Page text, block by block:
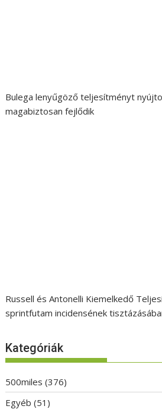
Bulega lenyűgöző teljesítményt
magabiztosan fejlődik
Russell és Antonelli Kiemelkedő
sprintfutam incidensének
Kategóriák
500miles (376)
Egyéb (51)